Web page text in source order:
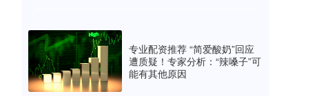
专业配资推荐 “简爱酸奶”回应
遭质疑！专家分析：“辣嗓子”可
能有其他原因